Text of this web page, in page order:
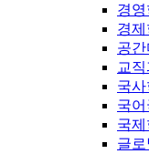
경
경
공
교
국
국
국
글